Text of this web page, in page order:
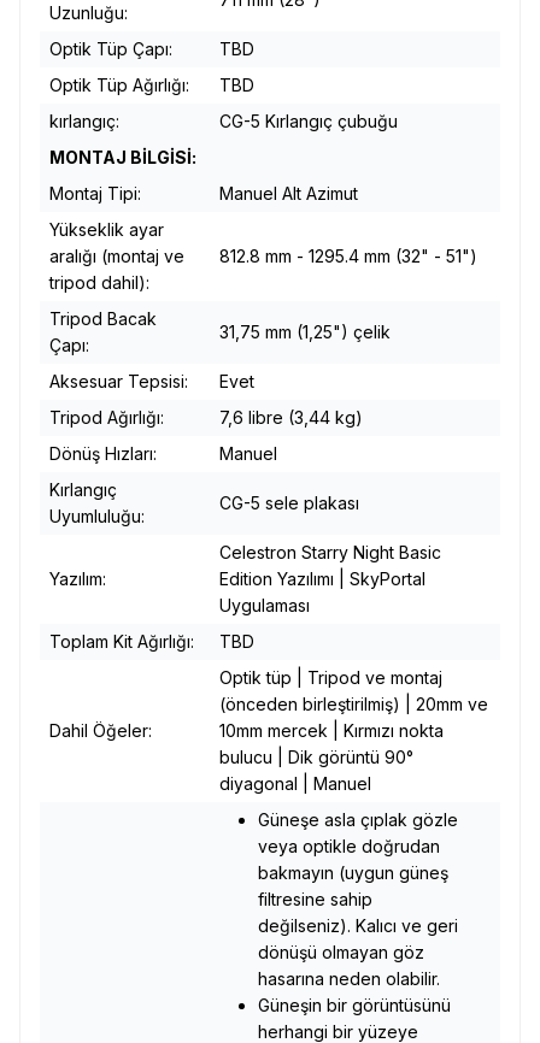
Uzunluğu:
Optik Tüp Çapı:
TBD
Optik Tüp Ağırlığı:
TBD
kırlangıç:
CG-5 Kırlangıç ​​çubuğu
MONTAJ BİLGİSİ:
Montaj Tipi:
Manuel Alt Azimut
Yükseklik ayar
aralığı (montaj ve
tripod dahil):
812.8 mm - 1295.4 mm (32" - 51")
Tripod Bacak
Çapı:
31,75 mm (1,25") çelik
Aksesuar Tepsisi:
Evet
Tripod Ağırlığı:
7,6 libre (3,44 kg)
Dönüş Hızları:
Manuel
Kırlangıç ​​
Uyumluluğu:
CG-5 sele plakası
Yazılım:
Celestron Starry Night Basic
Edition Yazılımı |
SkyPortal
Uygulaması
Toplam Kit Ağırlığı:
TBD
Dahil Öğeler:
Optik tüp |
Tripod ve montaj
(önceden birleştirilmiş) |
20mm ve
10mm mercek |
Kırmızı nokta
bulucu |
Dik görüntü 90°
diyagonal |
Manuel
Güneşe asla çıplak gözle
veya optikle doğrudan
bakmayın (uygun güneş
filtresine sahip
değilseniz). Kalıcı ve geri
dönüşü olmayan göz
hasarına neden olabilir.
Güneşin bir görüntüsünü
herhangi bir yüzeye